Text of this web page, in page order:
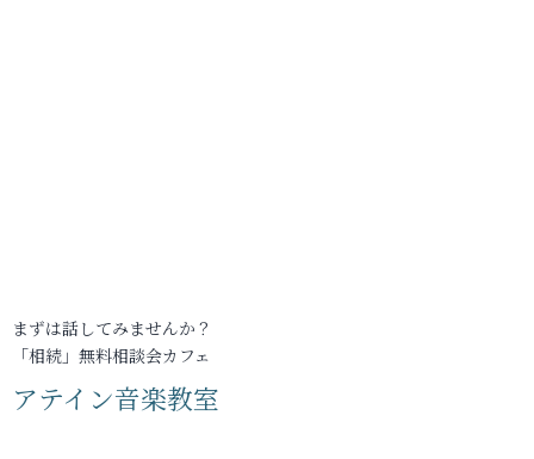
まずは話してみませんか？
「相続」無料相談会カフェ
アテイン音楽教室